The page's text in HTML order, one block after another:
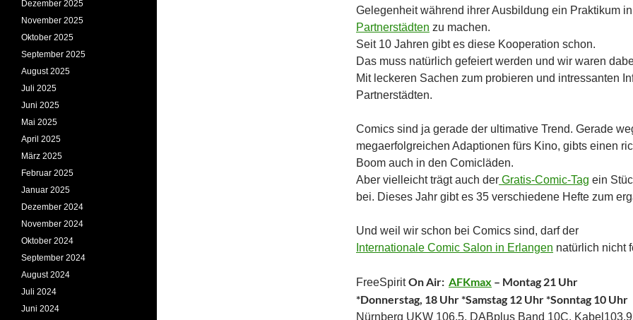
Gelegenheit während ihrer Ausbildung ein Praktikum
Partnerstädten zu machen.
Seit 10 Jahren gibt es diese Kooperation schon.
Das muss natürlich gefeiert werden und wir waren
Mit leckeren Sachen zum probieren und intressanten
Partnerstädten.
Comics sind ja gerade der ultimative Trend. Gerade
megaerfolgreichen Adaptionen fürs Kino, gibts einen
Boom auch in den Comicläden.
Aber vielleicht trägt auch der Gratis-Comic-Tag ein
bei. Dieses Jahr gibt es 35 verschiedene Hefte zum
Und weil wir schon bei Comics sind, darf der
Internationale Comic Salon in Erlangen natürlich nicht
FreeSpiritOn Air: AFKmax – Montag 21 Uhr
*Donnerstag, 18 Uhr *Samstag 12 Uhr *Sonntag 10 Uhr
Nürnberg UKW 106.5, DABplus Band 10C,
Dezember 2025
November 2025
Oktober 2025
September 2025
August 2025
Juli 2025
Juni 2025
Mai 2025
April 2025
März 2025
Februar 2025
Januar 2025
Dezember 2024
November 2024
Oktober 2024
September 2024
August 2024
Juli 2024
Juni 2024